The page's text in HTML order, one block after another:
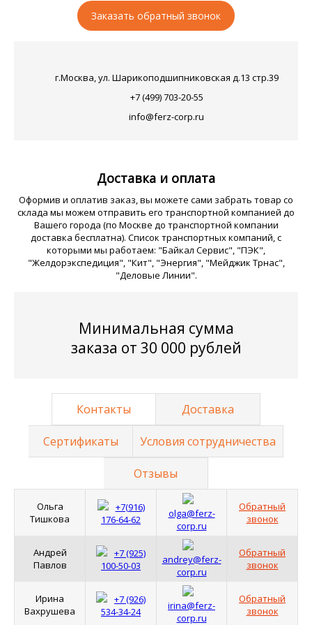
Заказать обратный звонок
г.Москва, ул. Шарикоподшипниковская д.13 стр.39
+7 (499) 703-20-55
info@ferz-corp.ru
Доставка и оплата
Оформив и оплатив заказ, вы можете сами забрать товар со
склада мы можем отправить его транспортной компанией до
Вашего города (по Москве до транспортной компании
доставка бесплатна). Список транспортных компаний, с
которыми мы работаем: "Байкал Сервис", "ПЭК",
"Желдорэкспедиция", "Кит", "Энергия", "Мейджик Трнас",
"Деловые Линии".
Минимальная сумма
заказа от 30 000 рублей
Контакты Доставка
Сертификаты Условия сотрудничества
Отзывы
Ольга
Тишкова
+7(916)
176-64-62
olga@ferz-
corp.ru
Обратный
звонок
Андрей
Павлов
+7 (925)
100-50-03
andrey@ferz-
corp.ru
Обратный
звонок
Ирина
Вахрушева
+7 (926)
534-34-24
irina@ferz-
corp.ru
Обратный
звонок